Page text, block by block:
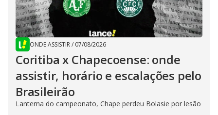
ONDE ASSISTIR/ 07/08/2026
Coritiba x Chapecoense: onde
assistir, horário e escalações pelo
Brasileirão
Lanterna do campeonato, Chape perdeu Bolasie por lesão